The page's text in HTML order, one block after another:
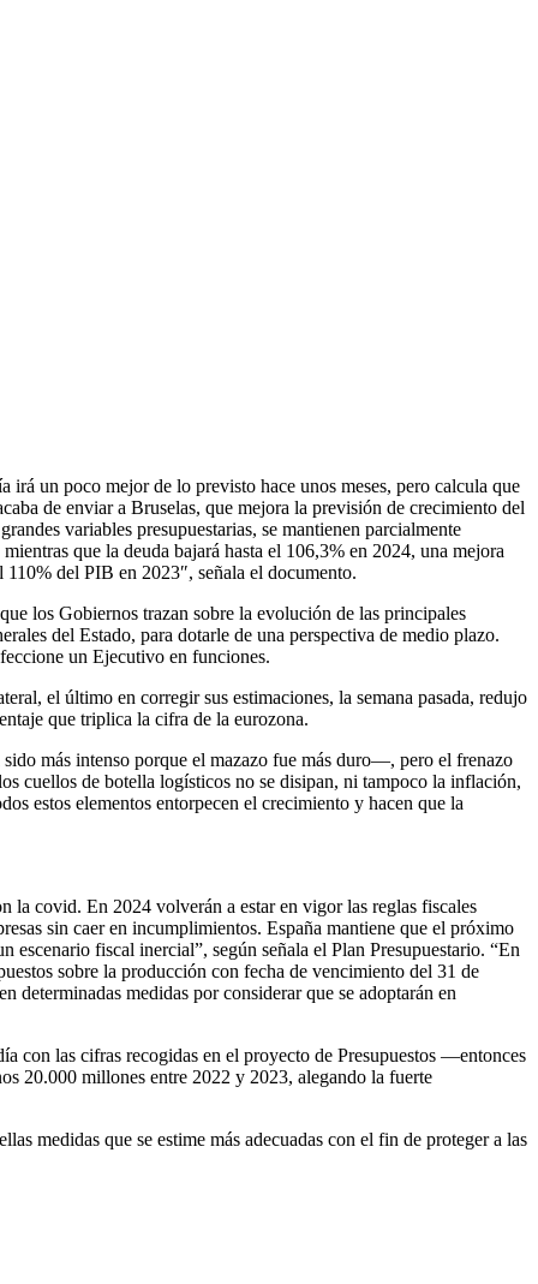
irá un poco mejor de lo previsto hace unos meses, pero calcula que
de enviar a Bruselas, que mejora la previsión de crecimiento del
variables presupuestarias, se mantienen parcialmente
que la deuda bajará hasta el 106,3% en 2024, una mejora
del PIB en 2023″, señala el documento.
los Gobiernos trazan sobre la evolución de las principales
del Estado, para dotarle de una perspectiva de medio plazo.
un Ejecutivo en funciones.
el último en corregir sus estimaciones, la semana pasada, redujo
que triplica la cifra de la eurozona.
más intenso porque el mazazo fue más duro—, pero el frenazo
cuellos de botella logísticos no se disipan, ni tampoco la inflación,
estos elementos entorpecen el crecimiento y hacen que la
la covid. En 2024 volverán a estar en vigor las reglas fiscales
sin caer en incumplimientos. España mantiene que el próximo
fiscal inercial”, según señala el Plan Presupuestario. “En
sobre la producción con fecha de vencimiento del 31 de
determinadas medidas por considerar que se adoptarán en
con las cifras recogidas en el proyecto de Presupuestos —entonces
20.000 millones entre 2022 y 2023, alegando la fuerte
medidas que se estime más adecuadas con el fin de proteger a las